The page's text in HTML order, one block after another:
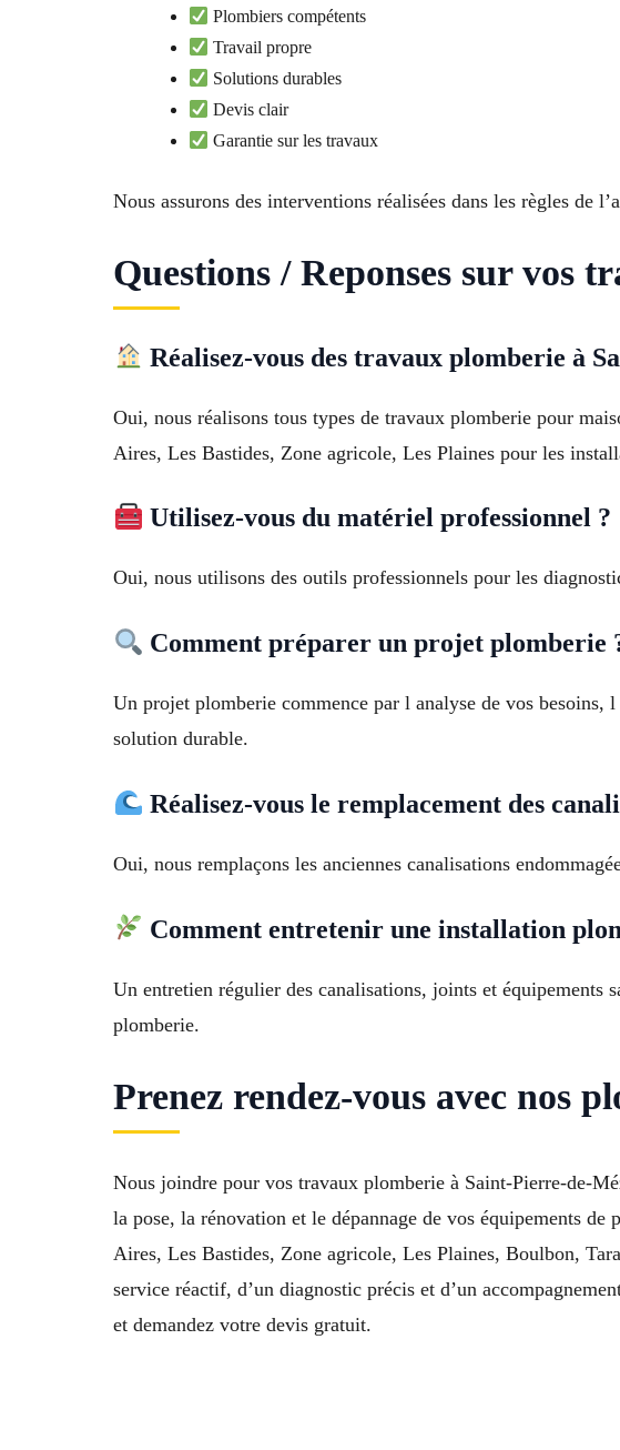
Plombiers compétents
Travail propre
Solutions durables
Devis clair
Garantie sur les travaux
Nous assurons des interventions réalisées dans les règles de
Questions / Reponses sur vos
Réalisez-vous des travaux plomberie à
Oui, nous réalisons tous types de travaux plomberie pour
Aires, Les Bastides, Zone agricole, Les Plaines pour les
Utilisez-vous du matériel professionnel ?
Oui, nous utilisons des outils professionnels pour les
Comment préparer un projet plomberie
Un projet plomberie commence par l analyse de vos besoins,
solution durable.
Réalisez-vous le remplacement des
Oui, nous remplaçons les anciennes canalisations
Comment entretenir une installation
Un entretien régulier des canalisations, joints et équipements
plomberie.
Prenez rendez-vous avec nos
Nous joindre pour vos travaux plomberie à Saint-Pierre-de-
la pose, la rénovation et le dépannage de vos équipements
Aires, Les Bastides, Zone agricole, Les Plaines, Boulbon,
service réactif, d’un diagnostic précis et d’un
et demandez votre devis gratuit.